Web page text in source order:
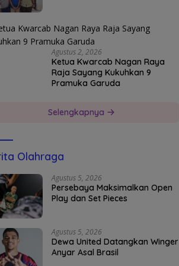
Agustus 2, 2026
Ketua Kwarcab Nagan Raya
Raja Sayang Kukuhkan 9
Pramuka Garuda
Selengkapnya
Olahraga
Agustus 5, 2026
Persebaya Maksimalkan Open
Play dan Set Pieces
Agustus 5, 2026
Dewa United Datangkan Winger
Anyar Asal Brasil